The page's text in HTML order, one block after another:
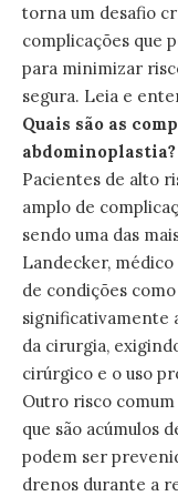
torna um desafio
complicações que
para minimizar
segura. Leia e
Quais são as
abdominoplastia?
Pacientes de alto
amplo de
sendo uma das
Landecker,
de condições
significativamente
da cirurgia,
cirúrgico e o uso
Outro risco
que são acúmulos
podem ser
drenos durante a